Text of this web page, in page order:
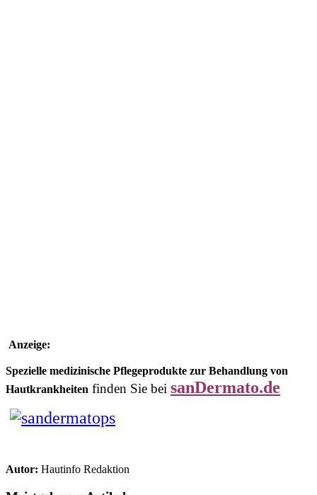
Anzeige:
Spezielle medizinische Pflegeprodukte zur Behandlung von
Hautkrankheiten finden Sie bei sanDermato.de
Autor: Hautinfo Redaktion